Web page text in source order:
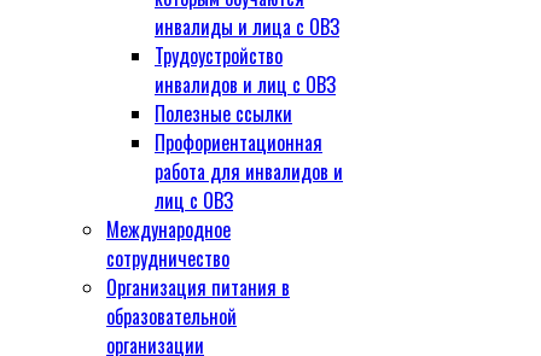
инвалиды и лица с ОВЗ
Трудоустройство
инвалидов и лиц с ОВЗ
Полезные ссылки
Профориентационная
работа для инвалидов и
лиц с ОВЗ
Международное
сотрудничество
Организация питания в
образовательной
организации